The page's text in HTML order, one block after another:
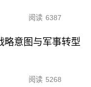
阅读 6387
略意图与军事转型
阅读 5268